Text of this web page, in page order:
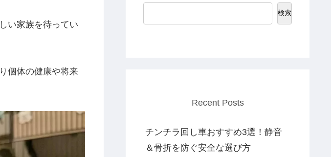
い家族を待ってい
個体の健康や将来
検索
Recent Posts
チンチラ回し車おすすめ3選！静音
＆骨折を防ぐ安全な選び方